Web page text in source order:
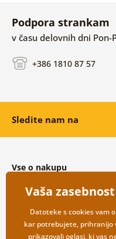
Podpora strankam
v času delovnih dni Pon-
+386 1810 87 57
Sledite nam na
Vse o nakupu
Splošni in reklamacijski pogoji
Varovanje osebnih podatkov
Možnosti dostave in plačila
Vračilo blaga
Vaša
Datoteke s cookies vam
kar potrebujete, prihranijo
prikazovali oglasi, ki vas